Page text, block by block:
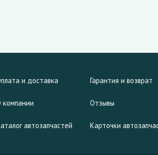
и доставка Гарантия и возврат
компании Отзывы
автозапчастей Карточки